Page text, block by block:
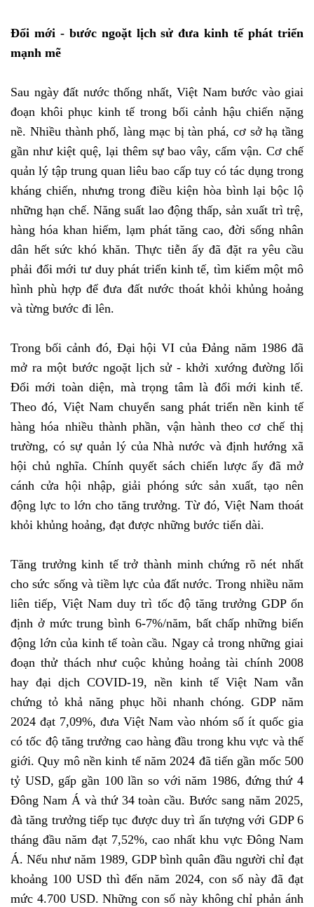
Đổi mới - bước ngoặt lịch sử đưa kinh tế phát triển
mạnh mẽ
Sau ngày đất nước thống nhất, Việt Nam bước vào giai
đoạn khôi phục kinh tế trong bối cảnh hậu chiến nặng
nề. Nhiều thành phố, làng mạc bị tàn phá, cơ sở hạ tầng
gần như kiệt quệ, lại thêm sự bao vây, cấm vận. Cơ chế
quản lý tập trung quan liêu bao cấp tuy có tác dụng trong
kháng chiến, nhưng trong điều kiện hòa bình lại bộc lộ
những hạn chế. Năng suất lao động thấp, sản xuất trì trệ,
hàng hóa khan hiếm, lạm phát tăng cao, đời sống nhân
dân hết sức khó khăn. Thực tiễn ấy đã đặt ra yêu cầu
phải đổi mới tư duy phát triển kinh tế, tìm kiếm một mô
hình phù hợp để đưa đất nước thoát khỏi khủng hoảng
và từng bước đi lên.
Trong bối cảnh đó, Đại hội VI của Đảng năm 1986 đã
mở ra một bước ngoặt lịch sử - khởi xướng đường lối
Đổi mới toàn diện, mà trọng tâm là đổi mới kinh tế.
Theo đó, Việt Nam chuyển sang phát triển nền kinh tế
hàng hóa nhiều thành phần, vận hành theo cơ chế thị
trường, có sự quản lý của Nhà nước và định hướng xã
hội chủ nghĩa. Chính quyết sách chiến lược ấy đã mở
cánh cửa hội nhập, giải phóng sức sản xuất, tạo nên
động lực to lớn cho tăng trưởng. Từ đó, Việt Nam thoát
khỏi khủng hoảng, đạt được những bước tiến dài.
Tăng trưởng kinh tế trở thành minh chứng rõ nét nhất
cho sức sống và tiềm lực của đất nước. Trong nhiều năm
liên tiếp, Việt Nam duy trì tốc độ tăng trưởng GDP ổn
định ở mức trung bình 6-7%/năm, bất chấp những biến
động lớn của kinh tế toàn cầu. Ngay cả trong những giai
đoạn thử thách như cuộc khủng hoảng tài chính 2008
hay đại dịch COVID-19, nền kinh tế Việt Nam vẫn
chứng tỏ khả năng phục hồi nhanh chóng. GDP năm
2024 đạt 7,09%, đưa Việt Nam vào nhóm số ít quốc gia
có tốc độ tăng trưởng cao hàng đầu trong khu vực và thế
giới. Quy mô nền kinh tế năm 2024 đã tiến gần mốc 500
tỷ USD, gấp gần 100 lần so với năm 1986, đứng thứ 4
Đông Nam Á và thứ 34 toàn cầu. Bước sang năm 2025,
đà tăng trưởng tiếp tục được duy trì ấn tượng với GDP 6
tháng đầu năm đạt 7,52%, cao nhất khu vực Đông Nam
Á. Nếu như năm 1989, GDP bình quân đầu người chỉ đạt
khoảng 100 USD thì đến năm 2024, con số này đã đạt
mức 4.700 USD. Những con số này không chỉ phản ánh